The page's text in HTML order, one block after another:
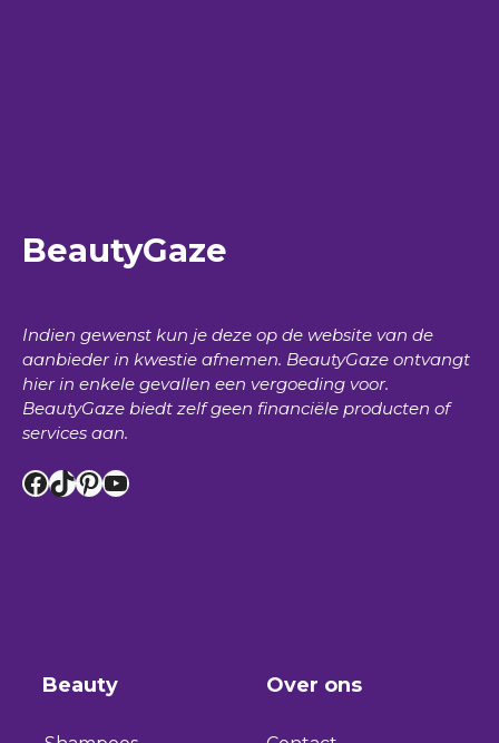
BeautyGaze
Indien gewenst kun je deze op de website van de
aanbieder in kwestie afnemen. BeautyGaze ontvangt
hier in enkele gevallen een vergoeding voor.
BeautyGaze biedt zelf geen financiële producten of
services aan.
Facebook
TikTok
Pinterest
YouTube
Beauty Over ons